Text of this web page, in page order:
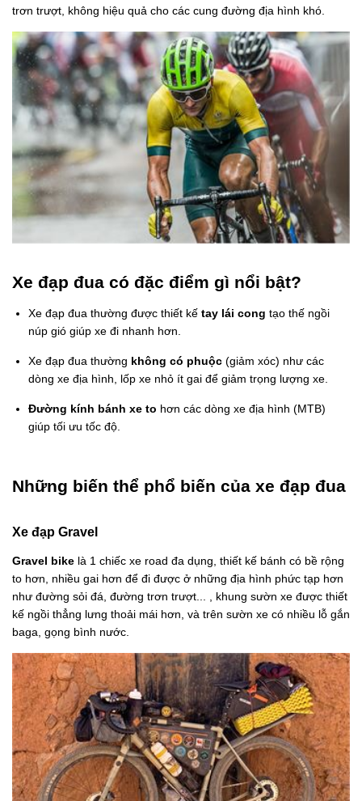
trơn trượt, không hiệu quả cho các cung đường địa hình khó.
Xe đạp đua có đặc điểm gì nổi bật?
Xe đạp đua thường được thiết kế tay lái cong tạo thế ngồi
núp gió giúp xe đi nhanh hơn.
Xe đạp đua thường không có phuộc (giảm xóc) như các
dòng xe địa hình, lốp xe nhỏ ít gai để giảm trọng lượng xe.
Đường kính bánh xe to hơn các dòng xe địa hình (MTB)
giúp tối ưu tốc độ.
Những biến thể phổ biến của xe đạp đua
Xe đạp Gravel
Gravel bike là 1 chiếc xe road đa dụng, thiết kế bánh có bề rộng
to hơn, nhiều gai hơn để đi được ở những địa hình phức tạp hơn
như đường sỏi đá, đường trơn trượt... , khung sườn xe được thiết
kế ngồi thẳng lưng thoải mái hơn, và trên sườn xe có nhiều lỗ gắn
baga, gọng bình nước.